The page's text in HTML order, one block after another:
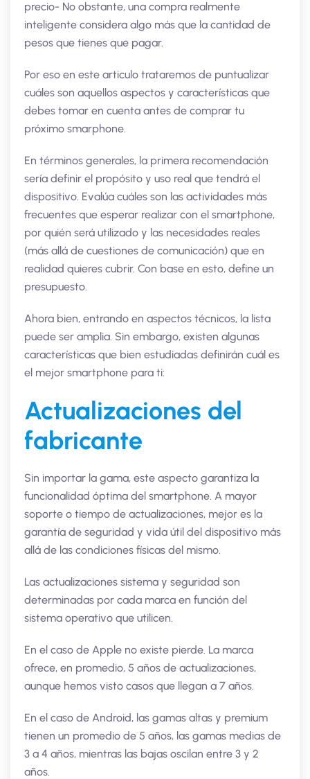
precio- No obstante, una compra realmente
inteligente considera algo más que la cantidad de
pesos que tienes que pagar.
Por eso en este articulo trataremos de puntualizar
cuáles son aquellos aspectos y características que
debes tomar en cuenta antes de comprar tu
próximo smarphone.
En términos generales, la primera recomendación
sería definir el propósito y uso real que tendrá el
dispositivo. Evalúa cuáles son las actividades más
frecuentes que esperar realizar con el smartphone,
por quién será utilizado y las necesidades reales
(más allá de cuestiones de comunicación) que en
realidad quieres cubrir. Con base en esto, define un
presupuesto.
Ahora bien, entrando en aspectos técnicos, la lista
puede ser amplia. Sin embargo, existen algunas
características que bien estudiadas definirán cuál es
el mejor smartphone para ti:
Actualizaciones del
fabricante
Sin importar la gama, este aspecto garantiza la
funcionalidad óptima del smartphone. A mayor
soporte o tiempo de actualizaciones, mejor es la
garantía de seguridad y vida útil del dispositivo más
allá de las condiciones físicas del mismo.
Las actualizaciones sistema y seguridad son
determinadas por cada marca en función del
sistema operativo que utilicen.
En el caso de Apple no existe pierde. La marca
ofrece, en promedio, 5 años de actualizaciones,
aunque hemos visto casos que llegan a 7 años.
En el caso de Android, las gamas altas y premium
tienen un promedio de 5 años, las gamas medias de
3 a 4 años, mientras las bajas oscilan entre 3 y 2
años.